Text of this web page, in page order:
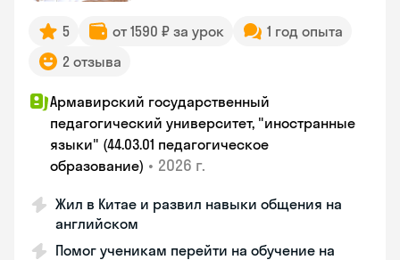
5 от 1590 ₽ за урок
1 год опыта
2 отзыва
Армавирский государственный
педагогический университет, "иностранные
языки" (44.03.01 педагогическое
образование) • 2026 г.
Жил в Китае и развил навыки общения на
английском
Помог ученикам перейти на обучение на